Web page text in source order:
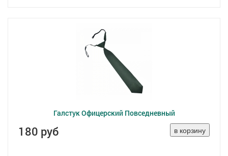
Галстук Офицерский Повседневный
180 руб